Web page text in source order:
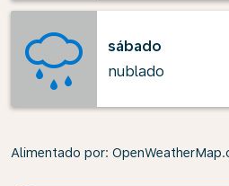
sábado
nublado
Alimentado por: